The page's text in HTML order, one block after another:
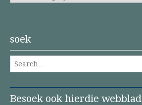
soek
Besoek ook hierdie webblad